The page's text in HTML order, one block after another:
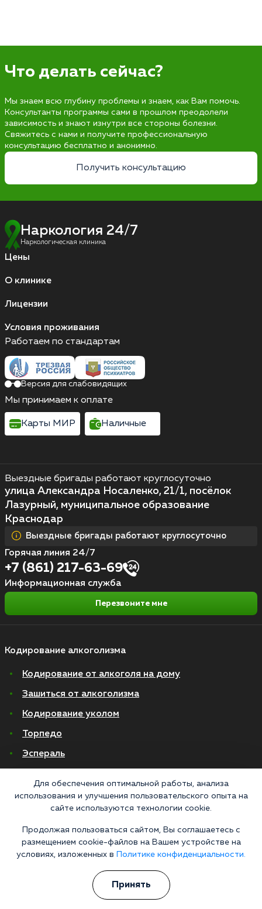
Что делать сейчас?
Мы знаем всю глубину проблемы и знаем, как Вам помочь.
Консультанты программы сами в прошлом преодолели
зависимость и знают изнутри все стороны болезни.
Свяжитесь с нами и получите профессиональную
консультацию бесплатно и анонимно.
Получить консультацию
Наркология 24/7
Наркологическая клиника
Цены
О клинике
Лицензии
Условия проживания
Кодирование алкоголизма
Кодирование от алкоголя на дому
Зашиться от алкоголизма
Кодирование уколом
Торпедо
Эспераль
Кодирование двойной блок
Нарколог на дом
Капельница от запоя на дому
Капельница от запоя в стационаре
Капельница от похмелья
Выездные бригады работают круглосуточно
улица Александра Носаленко, 21/1, посёлок
Лазурный, муниципальное образование
Краснодар
Выездные бригады работают круглосуточно
Горячая линия 24/7
+7 (861) 217-63-69
Информационная служба
Перезвоните мне
Работаем по стандартам
Версия для слабовидящих
Мы принимаем к оплате
Карты МИР Наличные
Для обеспечения оптимальной работы, анализа
использования и улучшения пользовательского опыта на
сайте используются технологии cookie.
Продолжая пользоваться сайтом, Вы соглашаетесь с
размещением cookie-файлов на Вашем устройстве на
условиях, изложенных в
Политике конфиденциальности.
Принять